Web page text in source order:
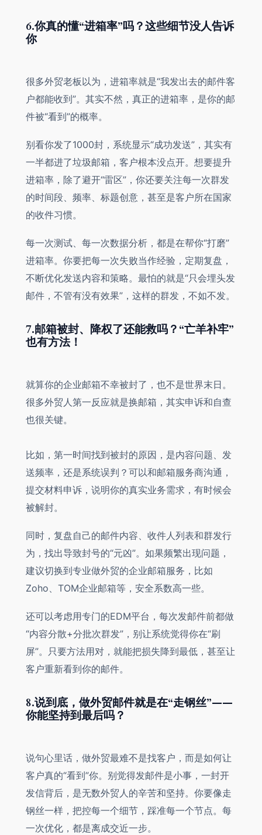
6.你真的懂“进箱率”吗？这些细节没人告诉
你
很多外贸老板以为，进箱率就是“我发出去的邮件客
户都能收到”。其实不然，真正的进箱率，是你的邮
件被“看到”的概率。
别看你发了1000封，系统显示“成功发送”，其实有
一半都进了垃圾邮箱，客户根本没点开。想要提升
进箱率，除了避开“雷区”，你还要关注每一次群发
的时间段、频率、标题创意，甚至是客户所在国家
的收件习惯。
每一次测试、每一次数据分析，都是在帮你“打磨”
进箱率。你要把每一次失败当作经验，定期复盘，
不断优化发送内容和策略。最怕的就是“只会埋头发
邮件，不管有没有效果”，这样的群发，不如不发。
7.邮箱被封、降权了还能救吗？“亡羊补牢”
也有方法！
就算你的企业邮箱不幸被封了，也不是世界末日。
很多外贸人第一反应就是换邮箱，其实申诉和自查
也很关键。
比如，第一时间找到被封的原因，是内容问题、发
送频率，还是系统误判？可以和邮箱服务商沟通，
提交材料申诉，说明你的真实业务需求，有时候会
被解封。
同时，复盘自己的邮件内容、收件人列表和群发行
为，找出导致封号的“元凶”。如果频繁出现问题，
建议切换到专业做外贸的企业邮箱服务，比如
Zoho、TOM企业邮箱等，安全系数高一些。
还可以考虑用专门的EDM平台，每次发邮件前都做
“内容分散+分批次群发”，别让系统觉得你在“刷
屏”。只要方法用对，就能把损失降到最低，甚至让
客户重新看到你的邮件。
8.说到底，做外贸邮件就是在“走钢丝”——
你能坚持到最后吗？
说句心里话，做外贸最难不是找客户，而是如何让
客户真的“看到”你。别觉得发邮件是小事，一封开
发信背后，是无数外贸人的辛苦和坚持。你要像走
钢丝一样，把控每一个细节，踩准每一个节点。每
一次优化，都是离成交近一步。